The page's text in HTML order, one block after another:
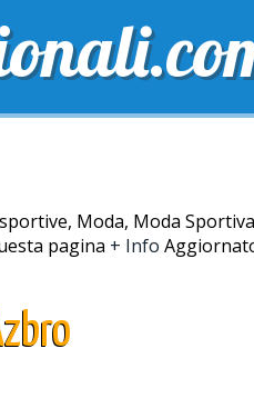
Moda, Moda
pagina + Info